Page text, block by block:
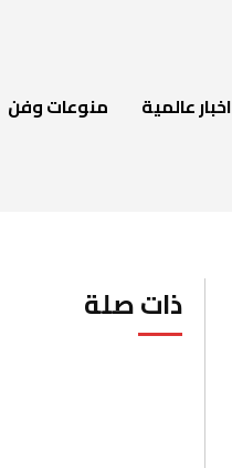
اخبار عالمية منوعات وفن
ذات صلة